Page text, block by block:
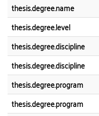
thesis.degree.name
thesis.degree.level
thesis.degree.discipline
thesis.degree.discipline
thesis.degree.program
thesis.degree.program